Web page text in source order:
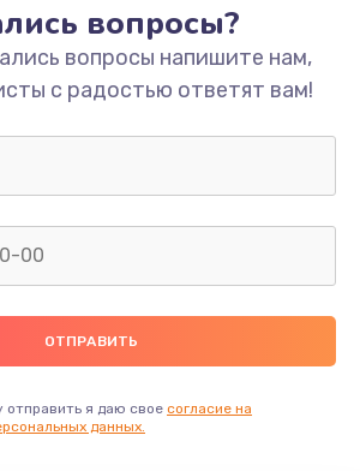
вопросы?
вопросы напишите нам,
с радостью ответят вам!
отправить я даю свое согласие на
данных.